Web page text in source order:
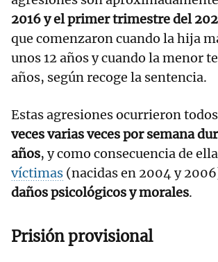
2016 y el primer trimestre del
que comenzaron cuando la hija
unos 12 años y cuando la menor
años, según recoge la sentencia.
Estas agresiones ocurrieron
veces varias veces por semana
años, y como consecuencia de
víctimas (nacidas en 2004 y
daños psicológicos y morales.
Prisión provisional